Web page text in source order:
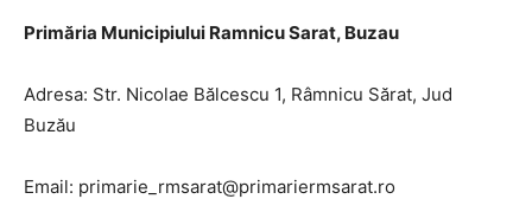
Primăria Municipiului Ramnicu Sarat, Buzau
Adresa: Str. Nicolae Bălcescu 1, Râmnicu Sărat, Jud
Buzău
Email: primarie_rmsarat@primariermsarat.ro